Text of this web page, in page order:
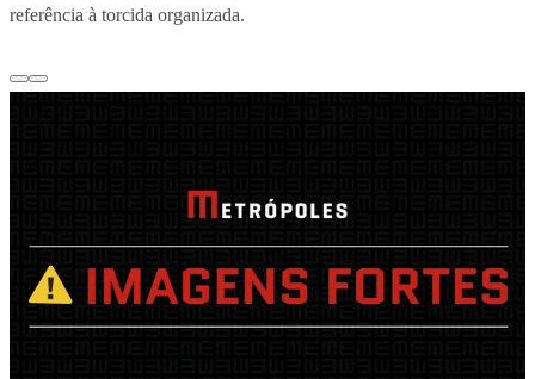
referência à torcida organizada.